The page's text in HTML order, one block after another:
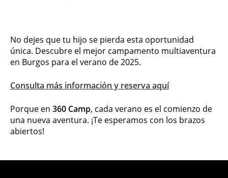
No dejes que tu hijo se pierda esta oportunidad
única. Descubre el mejor campamento multiaventura
en Burgos para el verano de 2025.
Consulta más información y reserva aquí
Porque en 360 Camp, cada verano es el comienzo de
una nueva aventura. ¡Te esperamos con los brazos
abiertos!